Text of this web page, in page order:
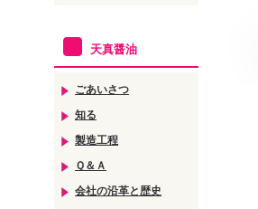
天真醤油
ごあいさつ
知る
製造工程
Ｑ＆Ａ
会社の沿革と歴史